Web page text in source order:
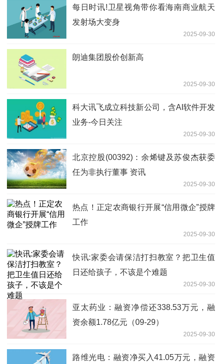
每日时讯!卫星视角带你看海南商业航天
发射场大变身
2025-09-30
朗迪集团股价创新高
2025-09-30
科大讯飞成立科技新公司，含AI软件开发
业务-今日关注
2025-09-30
北京控股(00392)：余烯键及苏俊杰获委
任为非执行董事 资讯
2025-09-30
热点！正定农商银行开展“信用微企”授牌
工作
2025-09-30
快讯:家委会请保洁打扫教室？把卫生值
日还给孩子，不该是个难题
2025-09-30
亚太药业：融资净偿还338.53万元，融
资余额1.78亿元（09-29）
2025-09-30
路维光电：融资净买入41.05万元，融资